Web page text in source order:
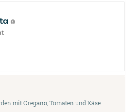
mit Oregano, Tomaten und Käse